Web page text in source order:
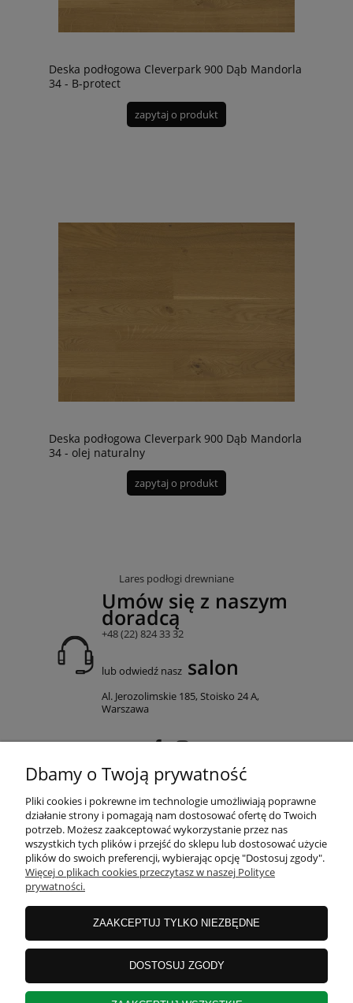
Deska podłogowa Cleverpark 900 Dąb Mandorla
34 - B-protect
zapytaj o produkt
Deska podłogowa Cleverpark 900 Dąb Mandorla
34 - olej naturalny
zapytaj o produkt
Lares podłogi drewniane
Umów się z naszym
doradcą
+48 (22) 824 33 32
lub odwiedź nasz salon
Al. Jerozolimskie 185, Stoisko 24 A,
Warszawa
MOJE KONTO
PŁATNOŚCI I DOSTAWA
INFORMACJE
O NAS
Dbamy o Twoją prywatność
Pliki cookies i pokrewne im technologie umożliwiają poprawne
działanie strony i pomagają nam dostosować ofertę do Twoich
potrzeb. Możesz zaakceptować wykorzystanie przez nas
wszystkich tych plików i przejść do sklepu lub dostosować użycie
plików do swoich preferencji, wybierając opcję "Dostosuj zgody".
Więcej o plikach cookies przeczytasz w naszej Polityce
prywatności.
ZAAKCEPTUJ TYLKO NIEZBĘDNE
DOSTOSUJ ZGODY